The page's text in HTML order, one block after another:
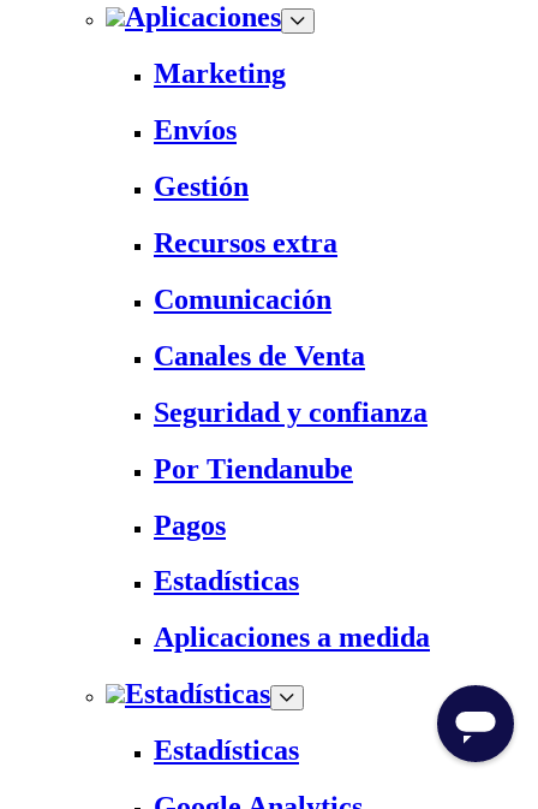
Aplicaciones
Marketing
Envíos
Gestión
Recursos extra
Comunicación
Canales de Venta
Seguridad y confianza
Por Tiendanube
Pagos
Estadísticas
Aplicaciones a medida
Estadísticas
Estadísticas